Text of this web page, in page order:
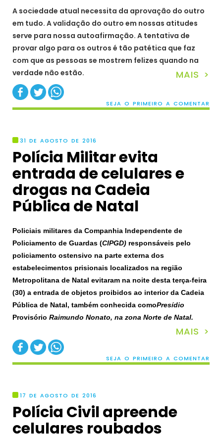
A sociedade atual necessita da aprovação do outro
em tudo. A validação do outro em nossas atitudes
serve para nossa autoafirmação. A tentativa de
provar algo para os outros é tão patética que faz
com que as pessoas se mostrem felizes quando na
verdade não estão.
MAIS >
SEJA O PRIMEIRO A COMENTAR
31 DE AGOSTO DE 2016
Polícia Militar evita
entrada de celulares e
drogas na Cadeia
Pública de Natal
Policiais militares da Companhia Independente de
Policiamento de Guardas (CIPGD) responsáveis pelo
policiamento ostensivo na parte externa dos
estabelecimentos prisionais localizados na região
Metropolitana de Natal evitaram na noite desta terça-feira
(30) a entrada de objetos proibidos ao interior da Cadeia
Pública de Natal, também conhecida comoPresídio
Provisório Raimundo Nonato, na zona Norte de Natal.
MAIS >
SEJA O PRIMEIRO A COMENTAR
17 DE AGOSTO DE 2016
Polícia Civil apreende
celulares roubados